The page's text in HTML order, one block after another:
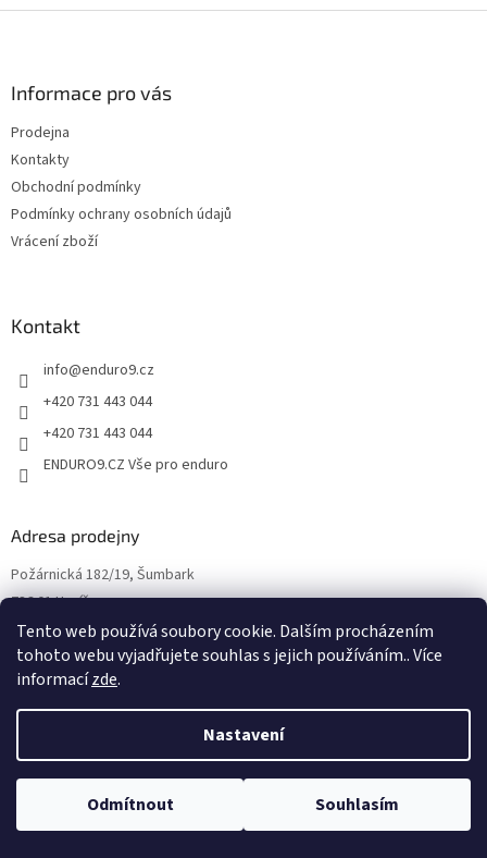
Tento web používá soubory cookie. Dalším procházením
tohoto webu vyjadřujete souhlas s jejich používáním.. Více
informacízde.
Nastavení
Odmítnout Souhlasím
v
Informace pro vás
Prodejna
Kontakty
Obchodní podmínky
Podmínky ochrany osobních údajů
Vrácení zboží
Kontakt
info@enduro9.cz
+420 731 443 044
+420 731 443 044
ENDURO9.CZ Vše pro enduro
Adresa prodejny
Požárnická 182/19, Šumbark
736 01 Havířov